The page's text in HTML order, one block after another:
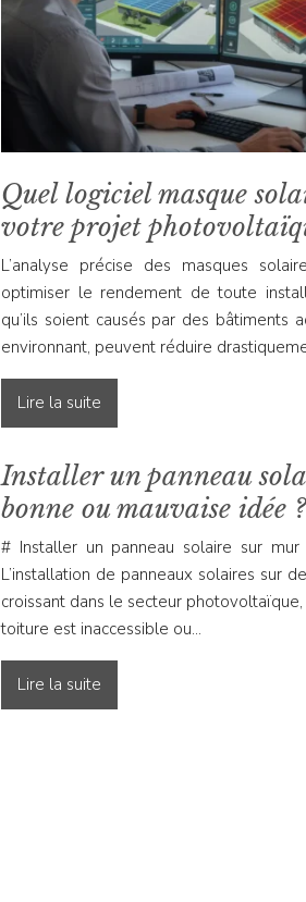
Quel logiciel masque
votre projet
L’analyse précise des masques
optimiser le rendement de toute
qu’ils soient causés par des
environnant, peuvent réduire
Lire la suite
Installer un panneau
bonne ou mauvaise idée ?
# Installer un panneau solaire sur
L’installation de panneaux solaires sur
croissant dans le secteur
toiture est inaccessible ou…
Lire la suite